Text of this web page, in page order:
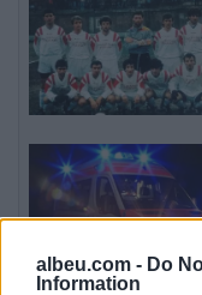
albeu.com - Do
Information